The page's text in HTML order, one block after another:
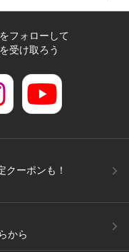
フォローして
受け取ろう
クーポンも！
から